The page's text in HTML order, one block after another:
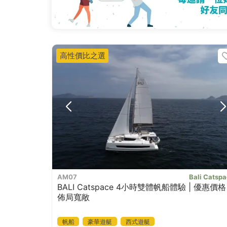
AM07 Bali
BALI Catspace 4小時雙體帆船體驗 | 優惠價格
佈局寬敞
帆船 豪華遊艇 西式遊艇
高性價比之選